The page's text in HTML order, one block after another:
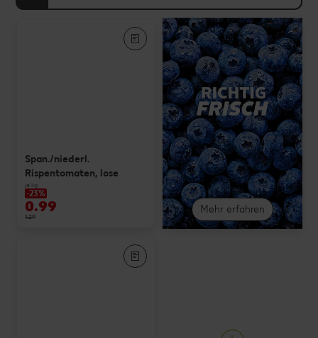
Mehr erfahren
Span./niederl.
Rispentomaten, lose
je kg
-23%
0.99
1.29